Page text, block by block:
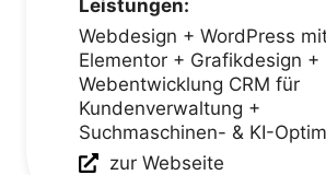
Leistungen:
Webdesign + WordPress
Elementor + Grafikdesign +
Webentwicklung CRM für
Kundenverwaltung +
Suchmaschinen- & KI-
zur Webseite